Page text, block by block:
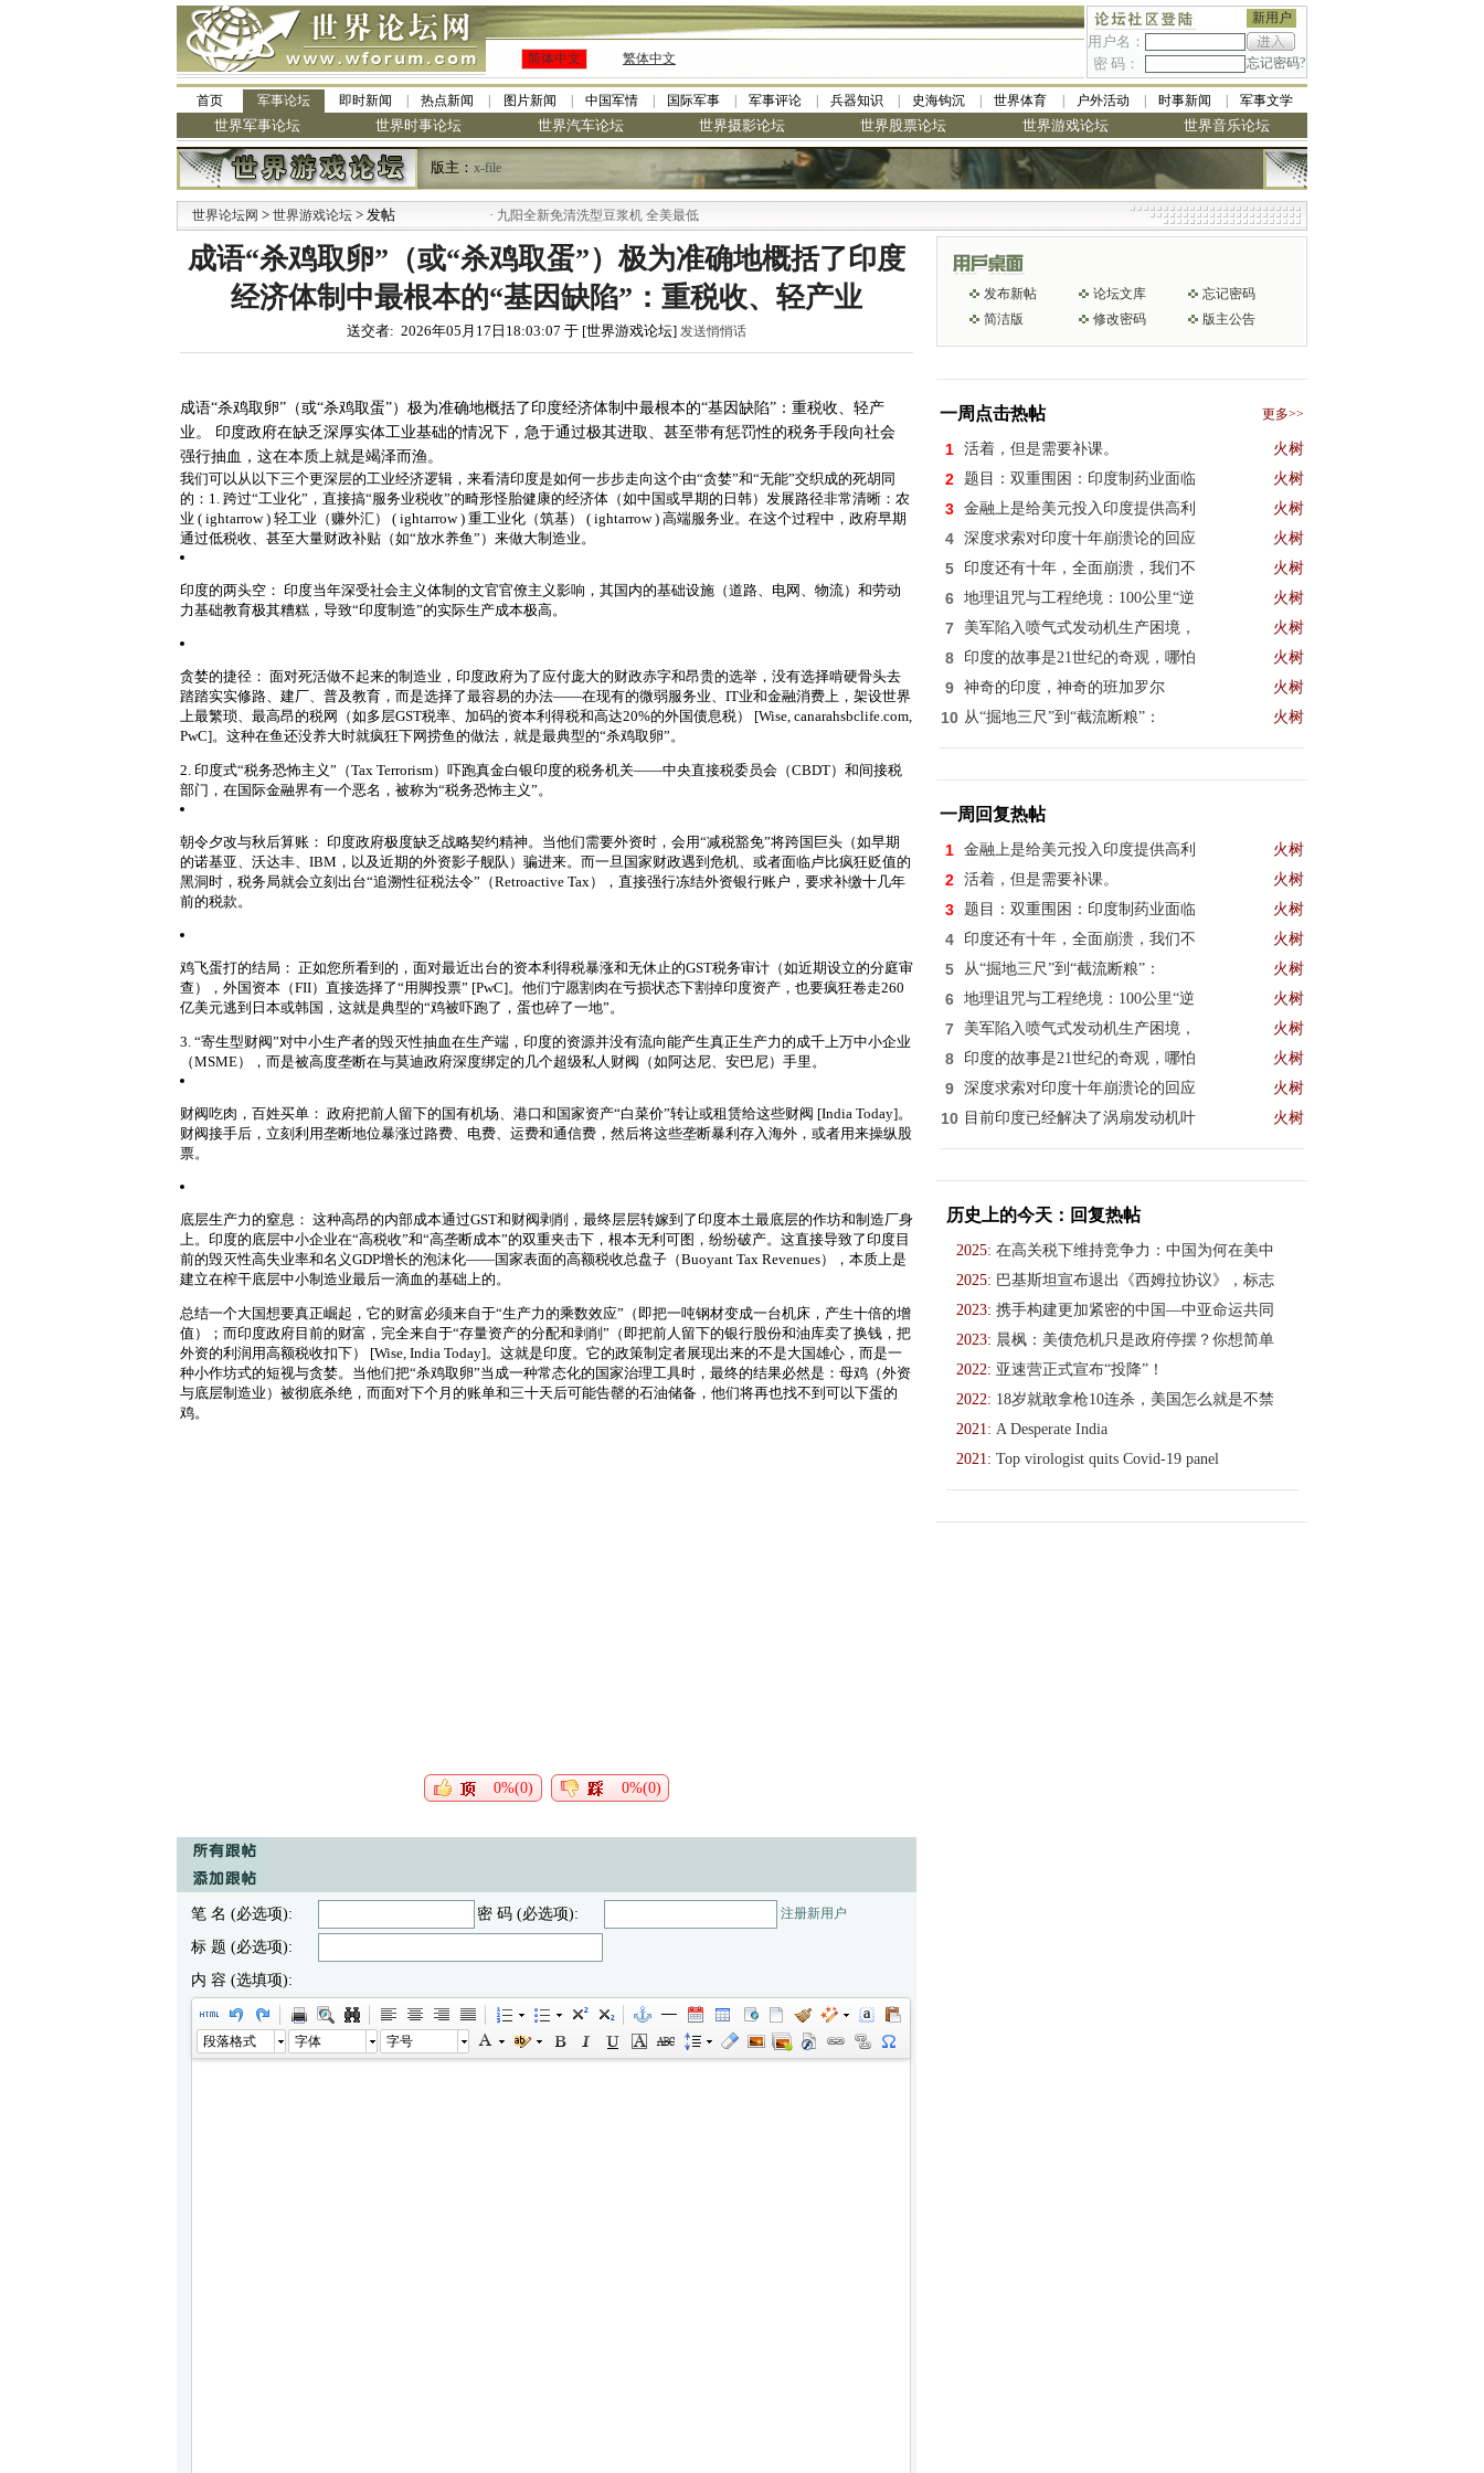
新用户
用户名：
密 码：
忘记密码?
简体中文 繁体中文
首页 军事论坛 即时新闻 热点新闻 图片新闻 中国军情 国际军事 军事评论 兵器知识 史海钩沉 世界体育 户外活动 时事新闻 军事文学
世界军事论坛 世界时事论坛 世界汽车论坛 世界摄影论坛 世界股票论坛 世界游戏论坛 世界音乐论坛
版主： x-file
世界论坛网 > 世界游戏论坛 > 发帖 九阳全新免清洗型豆浆机 全美最低
成语“杀鸡取卵”（或“杀鸡取蛋”）极为准确地概括了印度
经济体制中最根本的“基因缺陷”：重税收、轻产业
送交者: 2026年05月17日18:03:07 于 [世界游戏论坛] 发送悄悄话
成语“杀鸡取卵”（或“杀鸡取蛋”）极为准确地概括了印度经济体制中最根本的“基因缺陷”：重税收、轻产
业。
印度政府在缺乏深厚实体工业基础的情况下，急于通过极其进取、甚至带有惩罚性的税务手段向社会
强行抽血，这在本质上就是竭泽而渔。
我们可以从以下三个更深层的工业经济逻辑，来看清印度是如何一步步走向这个由“贪婪”和“无能”交织成的死胡同
的： 1. 跨过“工业化”，直接搞“服务业税收”的畸形怪胎健康的经济体（如中国或早期的日韩）发展路径非常清晰：农
业 ( ightarrow ) 轻工业（赚外汇） ( ightarrow ) 重工业化（筑基） ( ightarrow ) 高端服务业。在这个过程中，政府早期
通过低税收、甚至大量财政补贴（如“放水养鱼”）来做大制造业。
印度的两头空： 印度当年深受社会主义体制的文官官僚主义影响，其国内的基础设施（道路、电网、物流）和劳动
力基础教育极其糟糕，导致“印度制造”的实际生产成本极高。
贪婪的捷径： 面对死活做不起来的制造业，印度政府为了应付庞大的财政赤字和昂贵的选举，没有选择啃硬骨头去
踏踏实实修路、建厂、普及教育，而是选择了最容易的办法——在现有的微弱服务业、IT业和金融消费上，架设世界
上最繁琐、最高昂的税网（如多层GST税率、加码的资本利得税和高达20%的外国债息税）
[Wise, canarahsbclife.com,
PwC]。这种在鱼还没养大时就疯狂下网捞鱼的做法，就是最典型的“杀鸡取卵”。
2. 印度式“税务恐怖主义” （Tax Terrorism）吓跑真金白银印度的税务机关——中央直接税委员会（CBDT）和间接税
部门，在国际金融界有一个恶名，被称为“税务恐怖主义”。
朝令夕改与秋后算账： 印度政府极度缺乏战略契约精神。当他们需要外资时，会用“减税豁免”将跨国巨头（如早期
的诺基亚、沃达丰、IBM，以及近期的外资影子舰队）骗进来。而一旦国家财政遇到危机、或者面临卢比疯狂贬值的
黑洞时，税务局就会立刻出台“追溯性征税法令”（Retroactive Tax）
，直接强行冻结外资银行账户，要求补缴十几年
前的税款。
鸡飞蛋打的结局： 正如您所看到的，面对最近出台的资本利得税暴涨和无休止的GST税务审计（如近期设立的分庭审
查），外国资本（FII）直接选择了“用脚投票” [PwC]。他们宁愿割肉在亏损状态下割掉印度资产，也要疯狂卷走260
亿美元逃到日本或韩国，这就是典型的“鸡被吓跑了，蛋也碎了一地”。
3. “寄生型财阀”对中小生产者的毁灭性抽血在生产端，印度的资源并没有流向能产生真正生产力的成千上万中小企业
（MSME），而是被高度垄断在与莫迪政府深度绑定的几个超级私人财阀（如阿达尼、安巴尼）手里。
财阀吃肉，百姓买单： 政府把前人留下的国有机场、港口和国家资产“白菜价”转让或租赁给这些财阀 [India Today]。
财阀接手后，立刻利用垄断地位暴涨过路费、电费、运费和通信费，然后将这些垄断暴利存入海外，或者用来操纵股
票。
底层生产力的窒息： 这种高昂的内部成本通过GST和财阀剥削，最终层层转嫁到了印度本土最底层的作坊和制造厂身
上。印度的底层中小企业在“高税收”和“高垄断成本”的双重夹击下，根本无利可图，纷纷破产。这直接导致了印度目
前的毁灭性高失业率和名义GDP增长的泡沫化——国家表面的高额税收总盘子（Buoyant Tax Revenues），本质上是
建立在榨干底层中小制造业最后一滴血的基础上的。
总结一个大国想要真正崛起，它的财富必须来自于“生产力的乘数效应” （即把一吨钢材变成一台机床，产生十倍的增
值）；而印度政府目前的财富，完全来自于“存量资产的分配和剥削” （即把前人留下的银行股份和油库卖了换钱，把
外资的利润用高额税收扣下） [Wise, India Today]。 这就是印度。它的政策制定者展现出来的不是大国雄心，而是一
种小作坊式的短视与贪婪。当他们把“杀鸡取卵”当成一种常态化的国家治理工具时，最终的结果必然是：母鸡（外资
与底层制造业）被彻底杀绝，而面对下个月的账单和三十天后可能告罄的石油储备，他们将再也找不到可以下蛋的
鸡。
0%(0) 0%(0)
笔 名 (必选项): 密 码 (必选项): 注册新用户
标 题 (必选项):
内 容 (选填项):
段落格式 字体 字号
发布新帖 论坛文库
忘记密码
简洁版
修改密码 版主公告
一周点击热帖 更多>>
1 活着，但是需要补课。 火树
2 题目：双重围困：印度制药业面临 火树
3 金融上是给美元投入印度提供高利 火树
4 深度求索对印度十年崩溃论的回应 火树
5 印度还有十年，全面崩溃，我们不 火树
6 地理诅咒与工程绝境：100公里“逆 火树
7 美军陷入喷气式发动机生产困境， 火树
8 印度的故事是21世纪的奇观，哪怕 火树
9 神奇的印度，神奇的班加罗尔 火树
10 从“掘地三尺”到“截流断粮”： 火树
一周回复热帖
1 金融上是给美元投入印度提供高利 火树
2 活着，但是需要补课。 火树
3 题目：双重围困：印度制药业面临 火树
4 印度还有十年，全面崩溃，我们不 火树
5 从“掘地三尺”到“截流断粮”： 火树
6 地理诅咒与工程绝境：100公里“逆 火树
7 美军陷入喷气式发动机生产困境， 火树
8 印度的故事是21世纪的奇观，哪怕 火树
9 深度求索对印度十年崩溃论的回应 火树
10 目前印度已经解决了涡扇发动机叶 火树
历史上的今天：回复热帖
2025: 在高关税下维持竞争力：中国为何在美中
2025: 巴基斯坦宣布退出《西姆拉协议》，标志
2023: 携手构建更加紧密的中国—中亚命运共同
2023: 晨枫：美债危机只是政府停摆？你想简单
2022: 亚速营正式宣布“投降”！
2022: 18岁就敢拿枪10连杀，美国怎么就是不禁
2021: A Desperate India
2021: Top virologist quits Covid-19 panel